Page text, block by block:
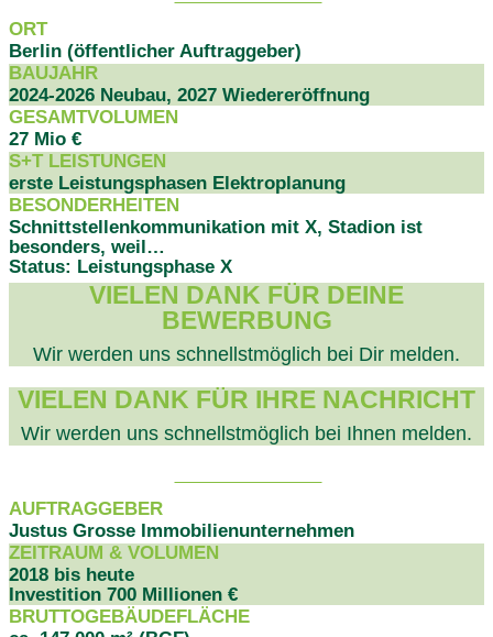
ORT
Berlin (öffentlicher Auftraggeber)
BAUJAHR
2024-2026 Neubau, 2027 Wiedereröffnung
GESAMTVOLUMEN
27 Mio €
S+T LEISTUNGEN
erste Leistungsphasen Elektroplanung
BESONDERHEITEN
Schnittstellenkommunikation mit X, Stadion ist
besonders, weil…
Status: Leistungsphase X
VIELEN DANK FÜR DEINE
BEWERBUNG
Wir werden uns schnellstmöglich bei Dir melden.
VIELEN DANK FÜR IHRE NACHRICHT
Wir werden uns schnellstmöglich bei Ihnen melden.
AUFTRAGGEBER
Justus Grosse Immobilienunternehmen
ZEITRAUM & VOLUMEN
2018 bis heute
Investition 700 Millionen €
BRUTTOGEBÄUDEFLÄCHE